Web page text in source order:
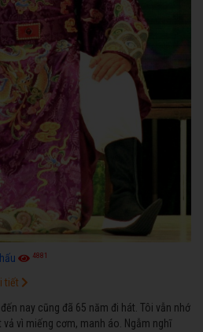
4881
nay cũng đã 65 năm đi hát. Tôi vẫn nhớ
vì miếng cơm, manh áo. Ngẫm nghĩ
tiết